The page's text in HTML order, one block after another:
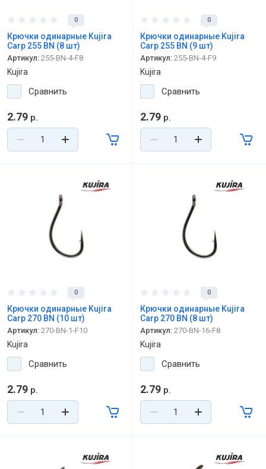
0
Крючки одинарные Kujira
Carp 255 BN (8 шт)
Артикул: 255-BN-4-F8
Kujira
Сравнить
2.79 р.
0
Крючки одинарные Kujira
Carp 255 BN (9 шт)
Артикул: 255-BN-4-F9
Kujira
Сравнить
2.79 р.
0
Крючки одинарные Kujira
Carp 270 BN (10 шт)
Артикул: 270-BN-1-F10
Kujira
Сравнить
2.79 р.
0
Крючки одинарные Kujira
Carp 270 BN (8 шт)
Артикул: 270-BN-16-F8
Kujira
Сравнить
2.79 р.